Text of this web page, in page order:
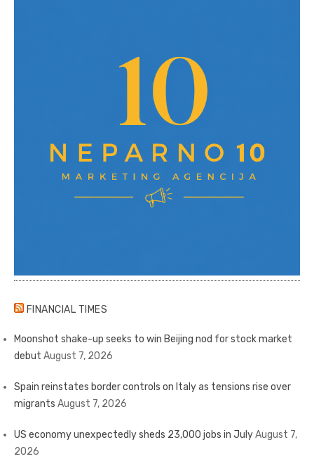
FINANCIAL TIMES
Moonshot shake-up seeks to win Beijing nod for stock market
debut August 7, 2026
Spain reinstates border controls on Italy as tensions rise over
migrants August 7, 2026
US economy unexpectedly sheds 23,000 jobs in JulyAugust 7,
2026